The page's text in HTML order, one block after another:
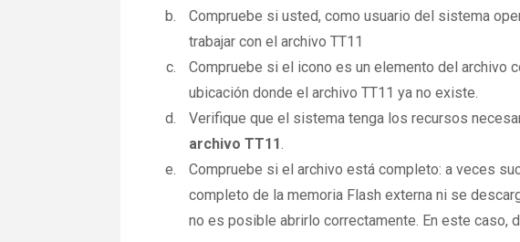
Compruebe si usted, como usuario del sistema
trabajar con el archivo TT11
Compruebe si el icono es un elemento del archivo
ubicación donde el archivo TT11 ya no existe.
Verifique que el sistema tenga los recursos
archivo TT11.
Compruebe si el archivo está completo: a veces
completo de la memoria Flash externa ni se
no es posible abrirlo correctamente. En este caso,